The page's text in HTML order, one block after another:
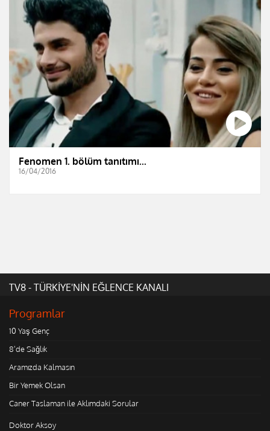
Fenomen 1. bölüm tanıtımı...
16/04/2016
TV8 - TÜRKİYE'NİN EĞLENCE KANALI
Programlar
10 Yaş Genç
8'de Sağlık
Aramızda Kalmasın
Bir Yemek Olsan
Caner Taslaman ile Aklımdaki Sorular
Doktor Aksoy